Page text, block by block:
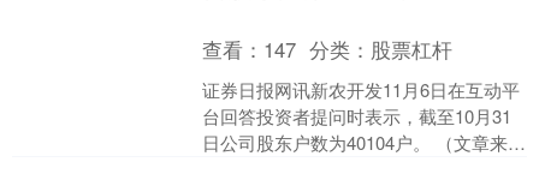
查看： 147 分类： 股票杠杆
证券日报网讯新农开发11月6日在互动平
台回答投资者提问时表示，截至10月31
日公司股东户数为40104户。 （文章来